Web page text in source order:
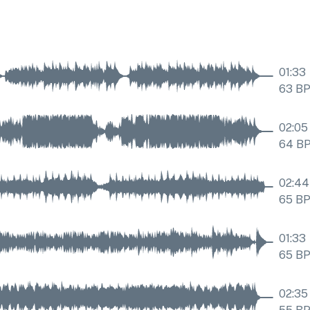
01:33
63
02:05
64
02:44
65
01:33
65
02:35